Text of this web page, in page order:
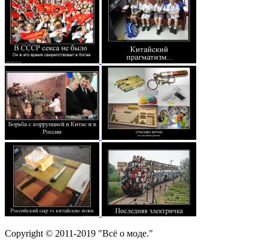
Copyright © 2011-2019 "Всё о моде."